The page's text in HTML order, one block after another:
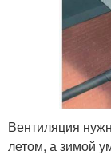
Вентиляция
летом, а зимой